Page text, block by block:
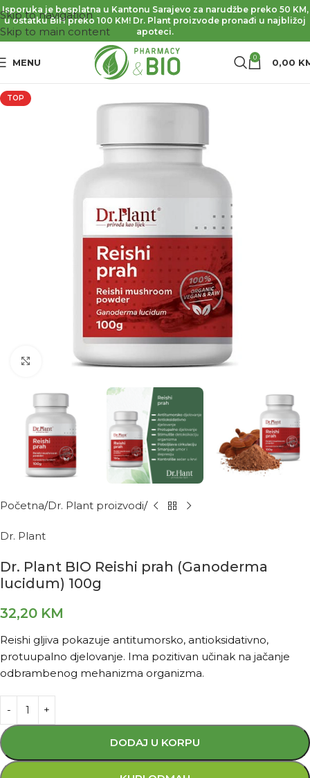
Skip to navigation
Skip to main content
Isporuka je besplatna u Kantonu Sarajevo za narudžbe preko 50 KM,
u ostatku BiH preko 100 KM! Dr. Plant proizvode pronađi u najbližoj
apoteci.
MENU 0 0,00
TOP
Kliknite za povećanje
Početna Dr. Plant proizvodi
Dr. Plant
Dr. Plant BIO Reishi prah (Ganoderma
lucidum) 100g
32,20 KM
Reishi gljiva pokazuje antitumorsko, antioksidativno,
protuupalno djelovanje. Ima pozitivan učinak na jačanje
odbrambenog mehanizma organizma.
DODAJ U KORPU